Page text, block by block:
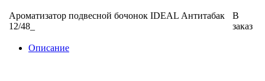
Ароматизатор подвесной бочонок IDEAL Антитабак
12/48_
В
заказ
Описание